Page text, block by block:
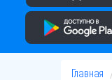
Главная